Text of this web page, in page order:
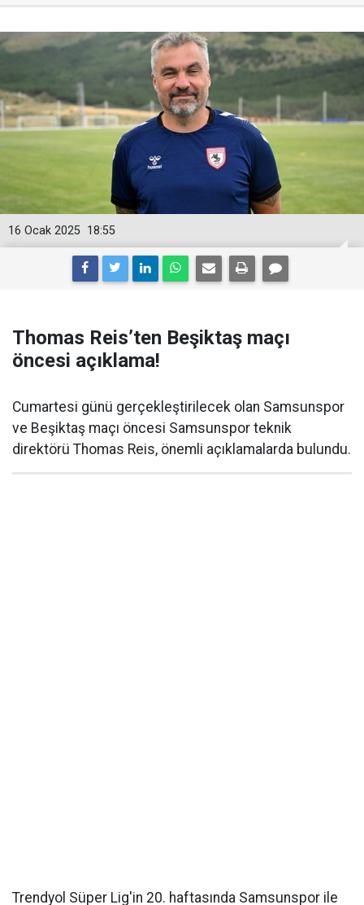
18:55
16 Ocak 2025
Thomas Reis’ten Beşiktaş maçı
öncesi açıklama!
Cumartesi günü gerçekleştirilecek olan Samsunspor
ve Beşiktaş maçı öncesi Samsunspor teknik
direktörü Thomas Reis, önemli açıklamalarda bulundu.
Trendyol Süper Lig'in 20. haftasında Samsunspor ile